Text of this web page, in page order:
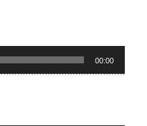
00:00